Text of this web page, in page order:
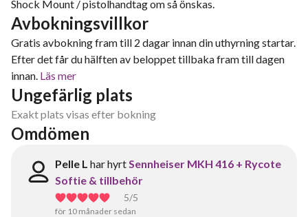
Shock Mount / pistolhandtag om så önskas.
Avbokningsvillkor
Gratis avbokning fram till 2 dagar innan din uthyrning startar.
Efter det får du hälften av beloppet tillbaka fram till dagen
innan. Läs mer
Ungefärlig plats
Exakt plats visas efter bokning
Omdömen
Pelle L har hyrtSennheiser MKH 416 + Rycote
Softie & tillbehör
5/5
för 10 månader sedan